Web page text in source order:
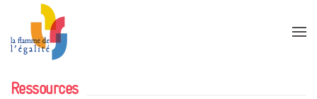
Accéder au contenu principal
Ressources